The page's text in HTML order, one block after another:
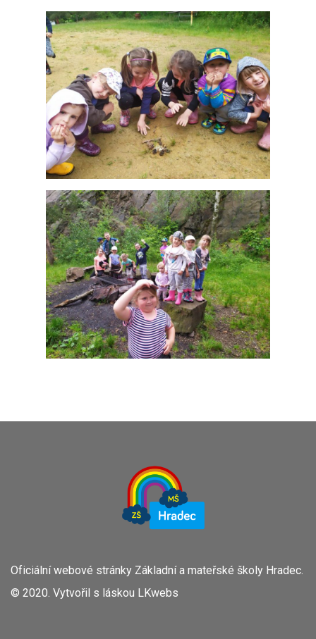
Oficiální webové stránky Základní a mateřské školy Hradec.
© 2020. Vytvořil s láskou LKwebs